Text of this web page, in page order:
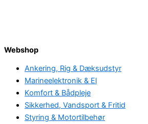
Webshop
Ankering, Rig & Dæksudstyr
Marineelektronik & El
Komfort & Bådpleje
Sikkerhed, Vandsport & Fritid
Styring & Motortilbehør